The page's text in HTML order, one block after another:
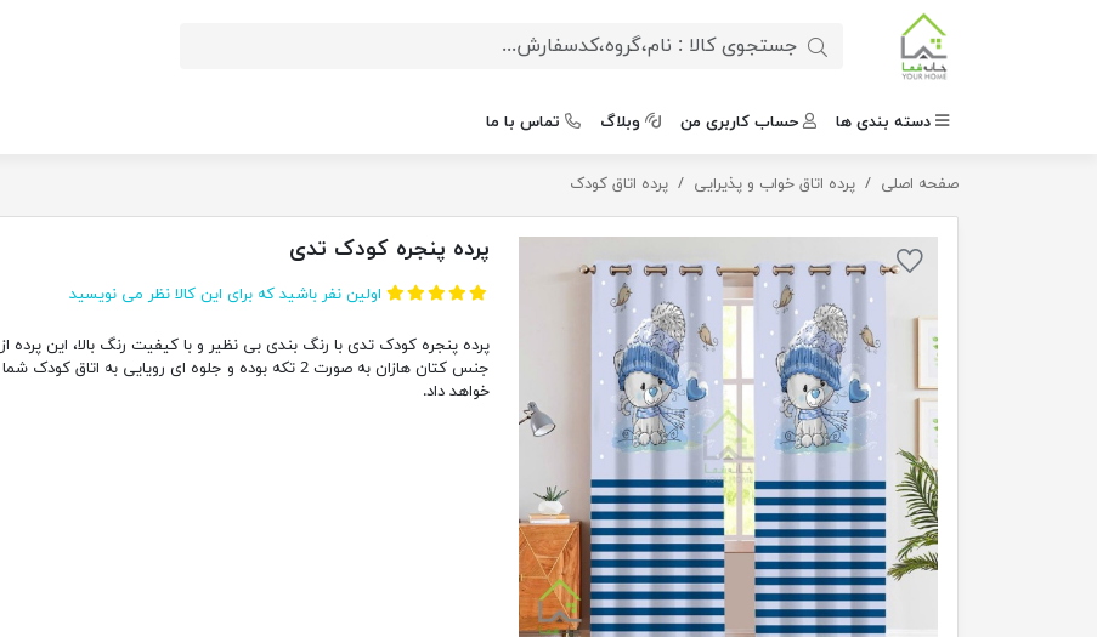
دسته بندی ها حساب کاربری من وبلاگ تماس با ما
صفحه اصلی پرده اتاق خواب و پذیرایی پرده اتاق کودک پرده پنجره کودک تدی
پرده پنجره کودک تدی
اولین نفر باشید که برای این کالا نظر می نویسید
پرده پنجره کودک تدی با رنگ بندی بی نظیر و با کیفیت رنگ بالا، این پرده از
جنس کتان هازان به صورت 2 تکه بوده و جلوه ای رویایی به اتاق کودک شما
خواهد داد.